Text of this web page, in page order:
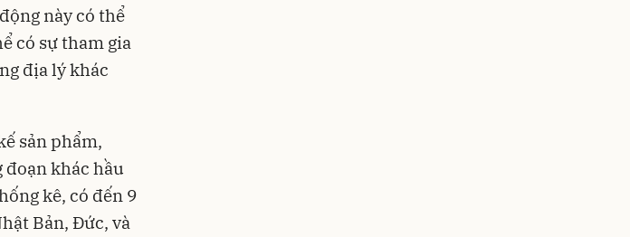
này có thể
có sự tham gia
địa lý khác
sản phẩm,
khác hầu
kê, có đến 9
Bản, Đức, và